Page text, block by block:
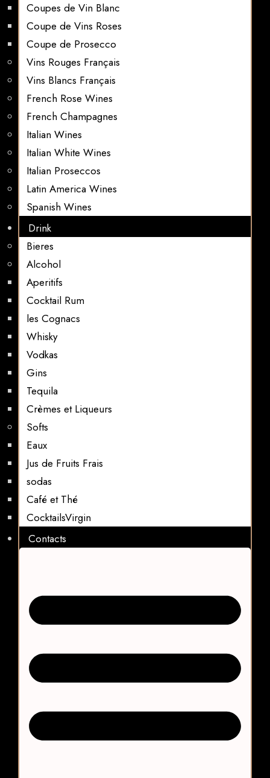
Coupes de Vin Blanc
Coupe de Vins Roses
Coupe de Prosecco
Vins Rouges Français
Vins Blancs Français
French Rose Wines
French Champagnes
Italian Wines
Italian White Wines
Italian Proseccos
Latin America Wines
Spanish Wines
Drink
Bieres
Alcohol
Aperitifs
Cocktail Rum
les Cognacs
Whisky
Vodkas
Gins
Tequila
Crèmes et Liqueurs
Softs
Eaux
Jus de Fruits Frais
sodas
Café et Thé
CocktailsVirgin​
Contacts